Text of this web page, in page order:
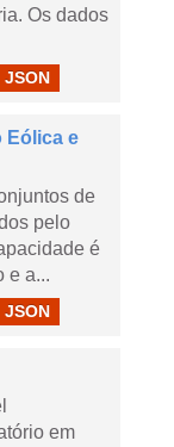
Os dados
JSON
Eólica e
de
pelo
é
e a...
JSON
em